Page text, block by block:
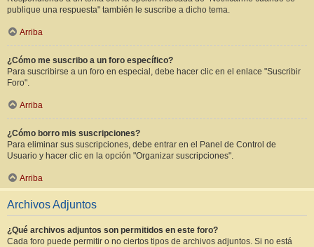
publique una respuesta" también le suscribe a dicho tema.
Arriba
¿Cómo me suscribo a un foro específico?
Para suscribirse a un foro en especial, debe hacer clic en el enlace "Suscribir
Foro".
Arriba
¿Cómo borro mis suscripciones?
Para eliminar sus suscripciones, debe entrar en el Panel de Control de
Usuario y hacer clic en la opción "Organizar suscripciones".
Arriba
Archivos Adjuntos
¿Qué archivos adjuntos son permitidos en este foro?
Cada foro puede permitir o no ciertos tipos de archivos adjuntos. Si no está